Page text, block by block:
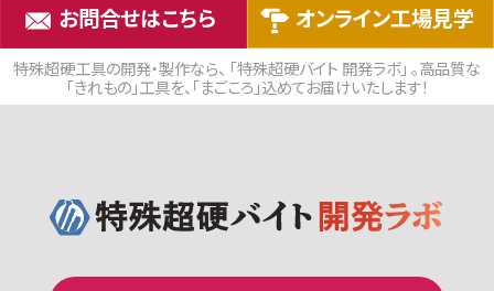
お問合せはこちら オンライン工場見学
特殊超硬工具の開発・製作なら、 「特殊超硬バイト 開発ラボ」 。高品質な
「きれもの」工具を、「まごころ」込めてお届けいたします！